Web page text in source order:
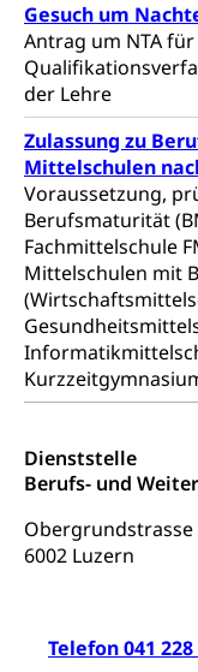
Gesuch um
Antrag um NTA
der Lehre
Zulassung zu
Mittelschulen
Voraussetzung,
Berufsmaturität
Fachmittelschule
Mittelschulen mit
Dienststelle
Berufs- und
Obergrundstrasse
6002 Luzern
Telefon 041 228
Natur
Natur- und
Chemie und
Giftabfälle,
Eigentum
Liegenschaft,
Energie
Strom,
Windenergie,
Energie,
Grundbuch
Luft und Klima
Luftreinhaltung,
Raumplan,